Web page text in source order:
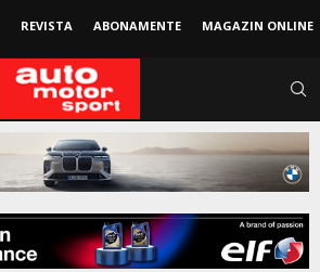
REVISTA ABONAMENTE MAGAZIN ONLINE